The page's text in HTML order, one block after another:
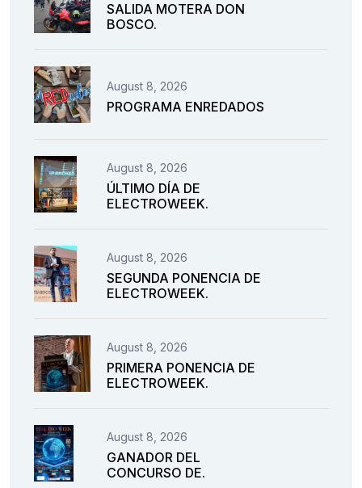
SALIDA MOTERA DON
BOSCO.
August 8, 2026
PROGRAMA ENREDADOS
August 8, 2026
ÚLTIMO DÍA DE
ELECTROWEEK.
August 8, 2026
SEGUNDA PONENCIA DE
ELECTROWEEK.
August 8, 2026
PRIMERA PONENCIA DE
ELECTROWEEK.
August 8, 2026
GANADOR DEL
CONCURSO DE.